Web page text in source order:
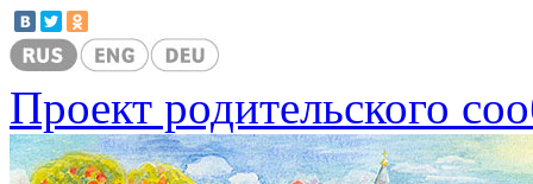
Проект родительского